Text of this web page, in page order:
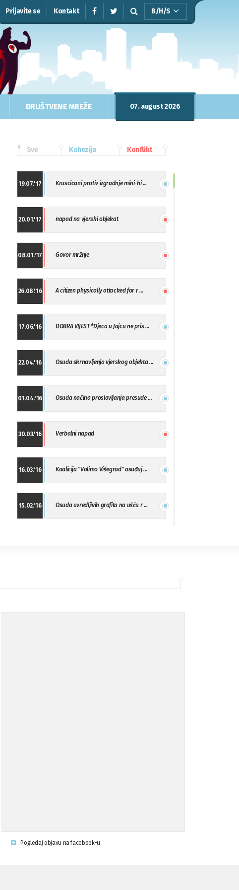
Prijavite se Kontakt B/H/S
DRUŠTVENE MREŽE 07. august 2026
Sve Kohezija Konflikt
19.07.'17 Kruscicani protiv izgradnje mini-hi ...
20.01.'17 napad na vjerski objekat
08.01.'17 Govor mržnje
26.08.'16 A citizen physically attacked for r ...
17.06.'16 DOBRA VIJEST *Djeca u Jajcu ne pris ...
22.04.'16 Osuda skrnavljenja vjerskog objekta ...
01.04.'16 Osuda načina proslavljanja presude ...
30.03.'16 Verbalni napad
16.03.'16 Koalicija "Volimo Višegrad" osuđuj ...
15.02.'16 Osuda uvredljivih grafita na ušću r ...
09.11.'15 Osuda incidenta tokom dženaze na Pe ...
Pogledaj objavu na facebook-u